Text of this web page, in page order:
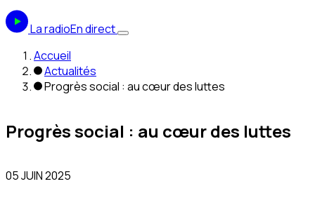
La radioEn direct
Accueil
Actualités
Progrès social : au cœur des luttes
Progrès social : au cœur des luttes
05 JUIN 2025